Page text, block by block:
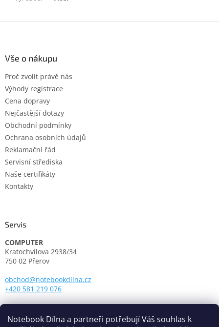
Notebook Dílna a partneři potřebují Váš souhlas k
Vše o nákupu
Proč zvolit právě nás
Výhody registrace
Cena dopravy
Nejčastější dotazy
Obchodní podmínky
Ochrana osobních údajů
Reklamační řád
Servisní střediska
Naše certifikáty
Kontakty
Servis
COMPUTER
Kratochvílova 2938/34
750 02 Přerov
obchod@notebookdilna.cz
+420 581 219 076
Pondělí - Pátek: 9.00 - 17.00